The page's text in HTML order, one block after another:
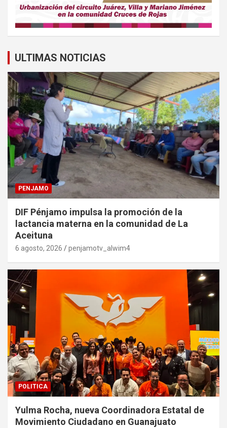
ULTIMAS NOTICIAS
PENJAMO
DIF Pénjamo impulsa la promoción de la
lactancia materna en la comunidad de La
Aceituna
6 agosto, 2026 penjamotv_alwim4
POLITICA
Yulma Rocha, nueva Coordinadora Estatal de
Movimiento Ciudadano en Guanajuato